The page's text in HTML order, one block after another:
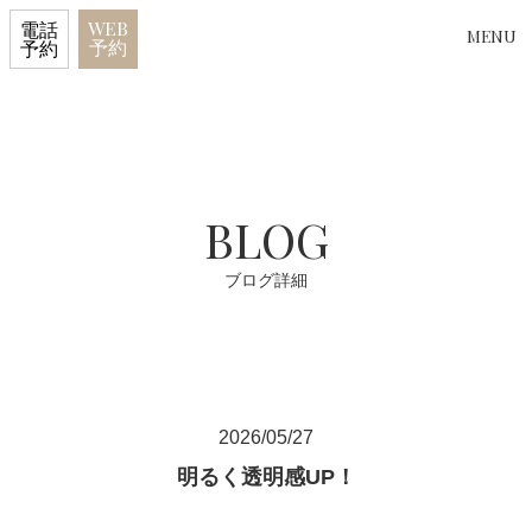
MENU
電話
予約
WEB
予約
BLOG
ブログ詳細
2026/05/27
明るく透明感UP！